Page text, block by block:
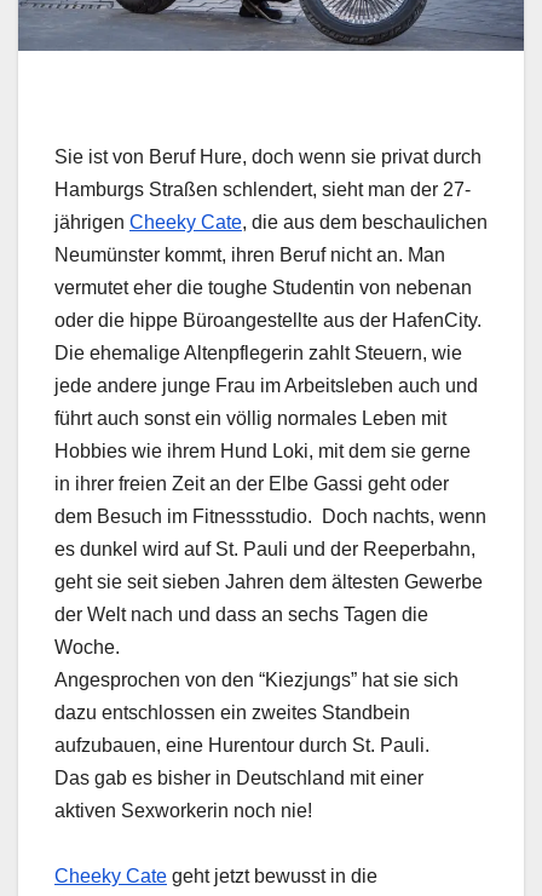
Sie ist von Beruf Hure, doch wenn sie privat durch
Hamburgs Straßen schlendert, sieht man der 27-
jährigen Cheeky Cate, die aus dem beschaulichen
Neumünster kommt, ihren Beruf nicht an. Man
vermutet eher die toughe Studentin von nebenan
oder die hippe Büroangestellte aus der HafenCity.
Die ehemalige Altenpflegerin zahlt Steuern, wie
jede andere junge Frau im Arbeitsleben auch und
führt auch sonst ein völlig normales Leben mit
Hobbies wie ihrem Hund Loki, mit dem sie gerne
in ihrer freien Zeit an der Elbe Gassi geht oder
dem Besuch im Fitnessstudio. Doch nachts, wenn
es dunkel wird auf St. Pauli und der Reeperbahn,
geht sie seit sieben Jahren dem ältesten Gewerbe
der Welt nach und dass an sechs Tagen die
Woche.
Angesprochen von den “Kiezjungs” hat sie sich
dazu entschlossen ein zweites Standbein
aufzubauen, eine Hurentour durch St. Pauli.
Das gab es bisher in Deutschland mit einer
aktiven Sexworkerin noch nie!
Cheeky Cate geht jetzt bewusst in die